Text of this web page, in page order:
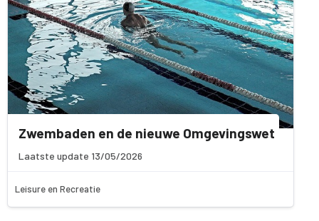
Zwembaden en de nieuwe Omgevingswet
Laatste update 13/05/2026
Leisure en Recreatie